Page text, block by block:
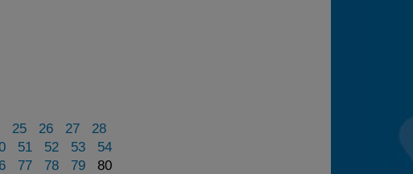
25 26 27
28
51 52 53
54
77 78 79
80